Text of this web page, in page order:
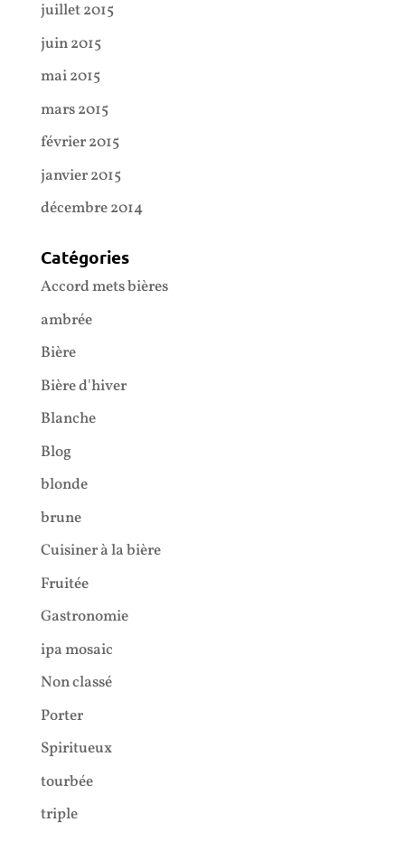
juillet 2015
juin 2015
mai 2015
mars 2015
février 2015
janvier 2015
décembre 2014
Catégories
Accord mets bières
ambrée
Bière
Bière d'hiver
Blanche
Blog
blonde
brune
Cuisiner à la bière
Fruitée
Gastronomie
ipa mosaic
Non classé
Porter
Spiritueux
tourbée
triple